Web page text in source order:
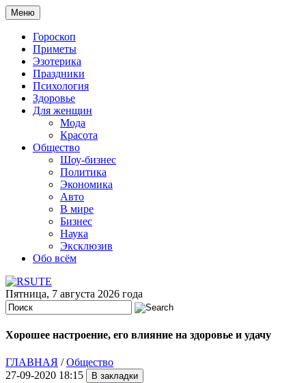
Меню
Гороскоп
Приметы
Эзотерика
Праздники
Психология
Здоровье
Для женщин
Мода
Красота
Общество
Шоу-бизнес
Политика
Экономика
Авто
В мире
Бизнес
Наука
Эксклюзив
Обо всём
Пятница, 7 августа 2026 года
Хорошее настроение, его влияние на здоровье и удачу
ГЛАВНАЯ /Общество
27-09-2020 18:15